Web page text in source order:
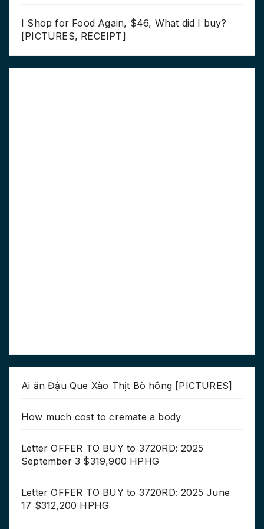
I Shop for Food Again, $46, What did I buy?
[PICTURES, RECEIPT]
Ai ăn Đậu Que Xào Thịt Bò hông [PICTURES]
How much cost to cremate a body
Letter OFFER TO BUY to 3720RD: 2025
September 3 $319,900 HPHG
Letter OFFER TO BUY to 3720RD: 2025 June
17 $312,200 HPHG